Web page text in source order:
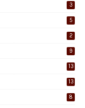
3
5
2
9
13
13
8